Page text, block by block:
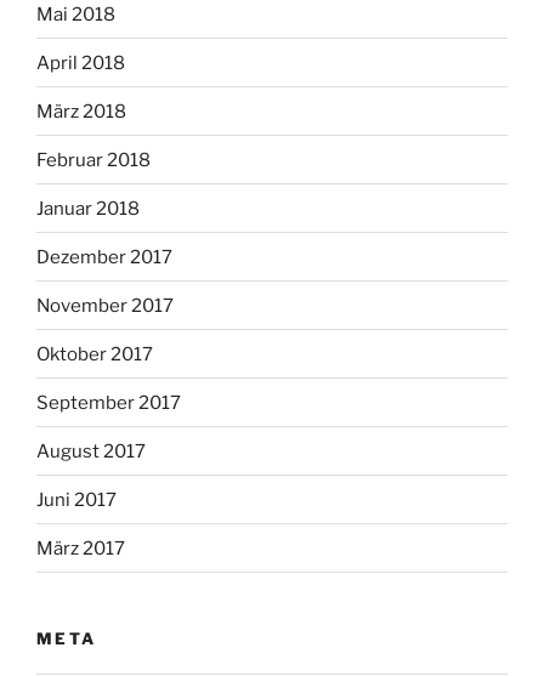
Mai 2018
April 2018
März 2018
Februar 2018
Januar 2018
Dezember 2017
November 2017
Oktober 2017
September 2017
August 2017
Juni 2017
März 2017
META